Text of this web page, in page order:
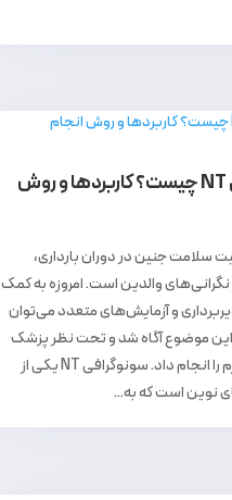
سونوگرافی NT چیست؟ کاربردها و روش
سلامت جنین در دوران بارداری،
نگرانی‌های والدین است. امروزه به کمک
و آزمایش‌های متعدد می‌توان
این موضوع آگاه شد و تحت نظر پزشک
پیگیری‌های لازم را انجام داد. سونوگرافی NT یکی از
نوین است که به...